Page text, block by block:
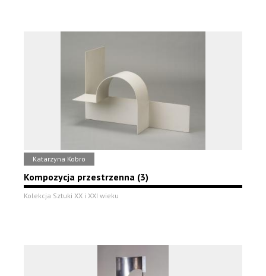
Katarzyna Kobro
Kompozycja przestrzenna (3)
Kolekcja Sztuki XX i XXI wieku